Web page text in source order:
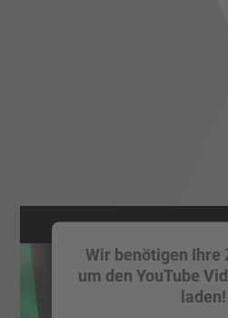
Wir benötigen Ihre
um den YouTube
laden!